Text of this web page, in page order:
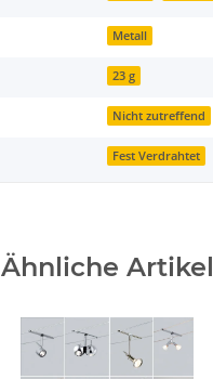
Metall
23 g
Nicht zutreffend
Fest Verdrahtet
Ähnliche Artikel